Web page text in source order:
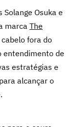
Osuka e
marca The
fora do
entendimento de
estratégias e
alcançar o